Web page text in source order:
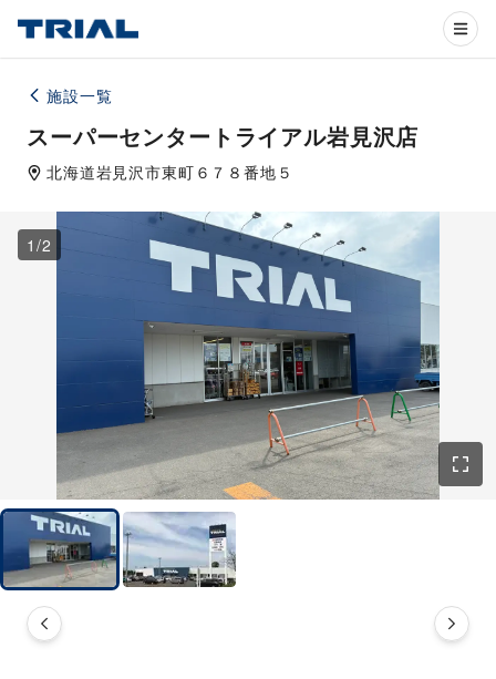
施設一覧
スーパーセンタートライアル岩見沢店
北海道岩見沢市東町６７８番地５
1 /2